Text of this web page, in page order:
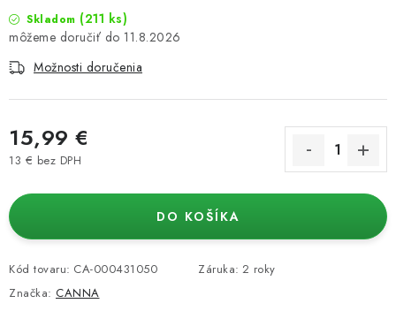
Skladom (211 ks)
11.8.2026
Možnosti doručenia
15,99 €
13 € bez DPH
DO KOŠÍKA
Kód tovaru: CA-000431050 Záruka: 2 roky
Značka: CANNA